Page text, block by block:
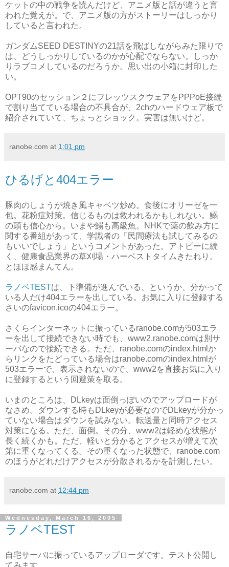
ケットの中の戦争を読んだけど、アニメ版と話が違うと言
われた覚えが。で、アニメ版の方がストーリーはしっかり
していると言われた。
ガンダムSEED DESTINYの21話を飛ばしながらみた限りで
は、どうしっかりしているのかが心配でならない。しっか
りラブコメしているのだろうか。思い出の小箱に封印した
い。
OPT90のセッション２にフレッツスクウェアをPPPoE接続
で割り当てている場合の不具合が、2chのハードウェア板で
紹介されていて、ちょっとショック。実害は無いけど。
ranobe.com at 1:01 pm
ひるげと404エラー
豚肉のしょうが焼き風キャベツ炒め。食後にオリーゼを一
包。花粉症対策。信じるものは救われるかもしれない。鰯
の頭も信心から。いまや鰯も高級魚。NHKで薬の飲み方に
関する番組があって、学識者の「民間療法も試してみるの
もいいでしょう」というコメントがあった。アトピーに続
く、健康食品業界の草刈場・ハーベストタイムきたれり。
とほほ感まんてん。
ラノベTESTは、下準備が進んでいる、というか、分かって
いる人だけ404エラーを出している。お気に入りに登録する
さいのfavicon.icoの404エラー。
さくらインターネットに振っているranobe.comが503エラ
ーを出して接続できない時でも、www2.ranobe.comは別サ
ーバなので接続できる。ただ、ranobe.comのindex.htmlか
らリンクをたどっている場合はranobe.comのindex.htmlが
503エラーで、表示されないので、www2を直接お気に入り
に登録するという回避策を取る。
いまのところは、DLkeyは面倒っぽいのでアップロードが
なさめ。ダウンする時もDLkeyが必要なのでDLkeyが分かっ
ていない場合はダウンを試みない。転送量と同時アクセス
対策になる。ただ、面倒。その分、www2は軽めな状態が
長く続くかも。ただ、軽いと分かるとアクセスが増えて次
第に重くなってくる。その重くなった状態で、ranobe.com
のほうがどれだけアクセスが分散されるかを計測したい。
ranobe.com at 12:44 pm
Wednesday, March 16, 2005
ラノベTEST
自宅サーバに振っているアップローダです。テスト公開し
てみます。